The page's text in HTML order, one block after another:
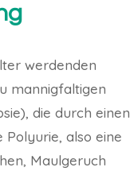
werdenden
mannigfaltigen
die durch einen
also eine
Maulgeruch